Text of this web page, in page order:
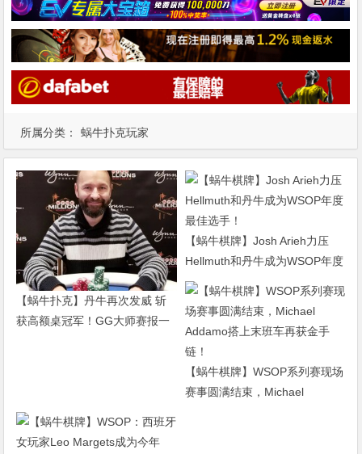
所属分类： 蜗牛扑克玩家
【蜗牛扑克】丹牛再次发威 斩
获高额桌冠军！GG大师赛报一
【蜗牛棋牌】Josh Arieh力压
Hellmuth和丹牛成为WSOP年度
最佳选手！
【蜗牛棋牌】WSOP系列赛现场
赛事圆满结束，Michael